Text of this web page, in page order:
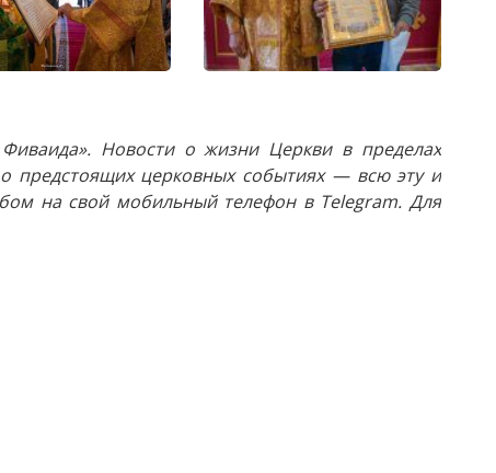
Новости о жизни Церкви в пределах
предстоящих церковных событиях — всю эту и
на свой мобильный телефон в Telegram. Для